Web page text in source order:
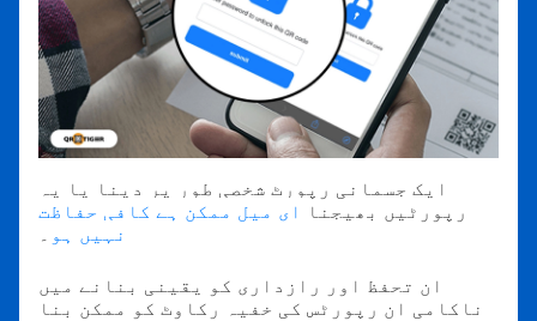
ایک جسمانی رپورٹ شخصی طور پر دینا یا یہ
رپورٹیں بھیجنا ای میل ممکن ہے کافی حفاظت
نہیں ہو ۔
ان تحفظ اور رازداری کو یقینی بنانے میں
ناکامی ان رپورٹس کی خفیہ رکاوٹ کو ممکن بنا